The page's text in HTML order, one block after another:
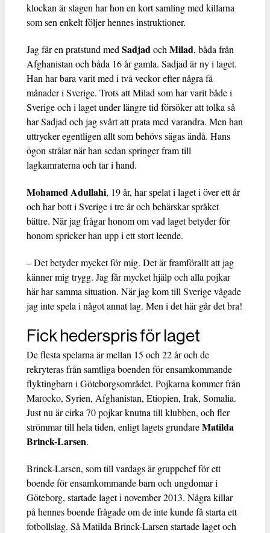
klockan är slagen har hon en kort samling med killarna
som sen enkelt följer hennes instruktioner.
Jag får en pratstund med Sadjadoch Milad, båda från
Afghanistan och båda 16 år gamla. Sadjad är ny i laget.
Han har bara varit med i två veckor efter några få
månader i Sverige. Trots att Milad som har varit både i
Sverige och i laget under längre tid försöker att tolka så
har Sadjad och jag svårt att prata med varandra. Men han
uttrycker egentligen allt som behövs sägas ändå. Hans
ögon strålar när han sedan springer fram till
lagkamraterna och tar i hand.
Mohamed Adullahi, 19 år, har spelat i laget i över ett år
och har bott i Sverige i tre år och behärskar språket
bättre. När jag frågar honom om vad laget betyder för
honom spricker han upp i ett stort leende.
– Det betyder mycket för mig. Det är framförallt att jag
känner mig trygg. Jag får mycket hjälp och alla pojkar
här har samma situation. När jag kom till Sverige vågade
jag inte spela i något annat lag. Men i det här går det bra!
Fick hederspris för laget
De flesta spelarna är mellan 15 och 22 år och de
rekryteras från samtliga boenden för ensamkommande
flyktingbarn i Göteborgsområdet. Pojkarna kommer från
Marocko, Syrien, Afghanistan, Etiopien, Irak, Somalia.
Just nu är cirka 70 pojkar knutna till klubben, och fler
strömmar till hela tiden, enligt lagets grundareMatilda
Brinck-Larsen.
Brinck-Larsen, som till vardags är gruppchef för ett
boende för ensamkommande barn och ungdomar i
Göteborg, startade laget i november 2013. Några killar
på hennes boende frågade om de inte kunde få starta ett
fotbollslag. Så Matilda Brinck-Larsen startade laget och